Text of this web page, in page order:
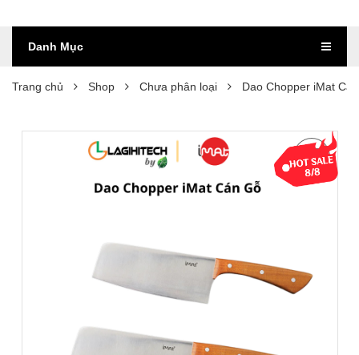
Danh Mục
Trang chủ Shop Chưa phân loại Dao Chopper iMat